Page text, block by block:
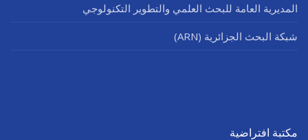
المديرية العامة للبحث العلمي والتطوير التكنولوجي
شبكة البحث الجزائرية (ARN)
مكتبة افتراضية